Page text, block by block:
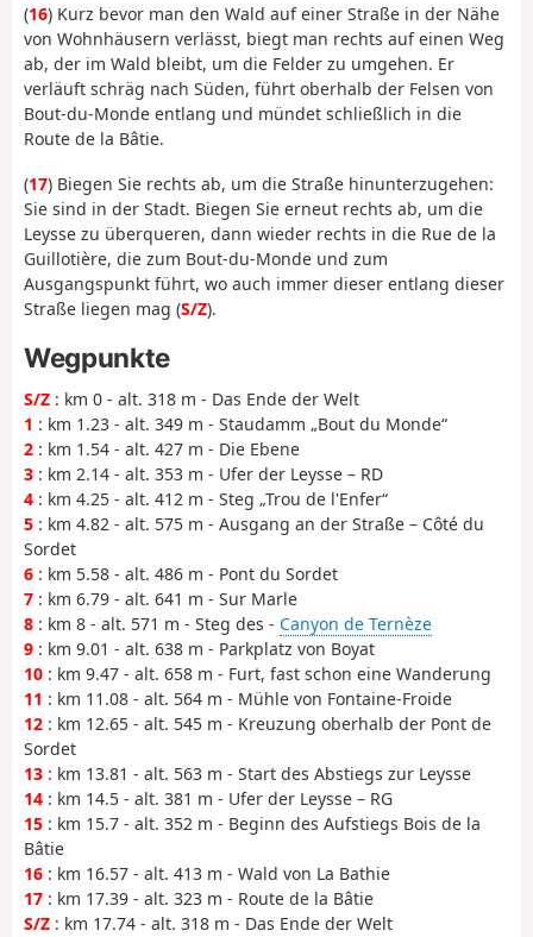
(16) Kurz bevor man den Wald auf einer Straße in der Nähe
von Wohnhäusern verlässt, biegt man rechts auf einen Weg
ab, der im Wald bleibt, um die Felder zu umgehen. Er
verläuft schräg nach Süden, führt oberhalb der Felsen von
Bout-du-Monde entlang und mündet schließlich in die
Route de la Bâtie.
(17) Biegen Sie rechts ab, um die Straße hinunterzugehen:
Sie sind in der Stadt. Biegen Sie erneut rechts ab, um die
Leysse zu überqueren, dann wieder rechts in die Rue de la
Guillotière, die zum Bout-du-Monde und zum
Ausgangspunkt führt, wo auch immer dieser entlang dieser
Straße liegen mag (S/Z).
Wegpunkte
S/Z : km 0 - alt. 318 m - Das Ende der Welt
1 : km 1.23 - alt. 349 m - Staudamm „Bout du Monde“
2 : km 1.54 - alt. 427 m - Die Ebene
3 : km 2.14 - alt. 353 m - Ufer der Leysse – RD
4 : km 4.25 - alt. 412 m - Steg „Trou de l'Enfer“
5 : km 4.82 - alt. 575 m - Ausgang an der Straße – Côté du
Sordet
6 : km 5.58 - alt. 486 m - Pont du Sordet
7 : km 6.79 - alt. 641 m - Sur Marle
8 : km 8 - alt. 571 m - Steg des - Canyon de Ternèze
9 : km 9.01 - alt. 638 m - Parkplatz von Boyat
10 : km 9.47 - alt. 658 m - Furt, fast schon eine Wanderung
11 : km 11.08 - alt. 564 m - Mühle von Fontaine-Froide
12 : km 12.65 - alt. 545 m - Kreuzung oberhalb der Pont de
Sordet
13 : km 13.81 - alt. 563 m - Start des Abstiegs zur Leysse
14 : km 14.5 - alt. 381 m - Ufer der Leysse – RG
15 : km 15.7 - alt. 352 m - Beginn des Aufstiegs Bois de la
Bâtie
16 : km 16.57 - alt. 413 m - Wald von La Bathie
17 : km 17.39 - alt. 323 m - Route de la Bâtie
S/Z : km 17.74 - alt. 318 m - Das Ende der Welt